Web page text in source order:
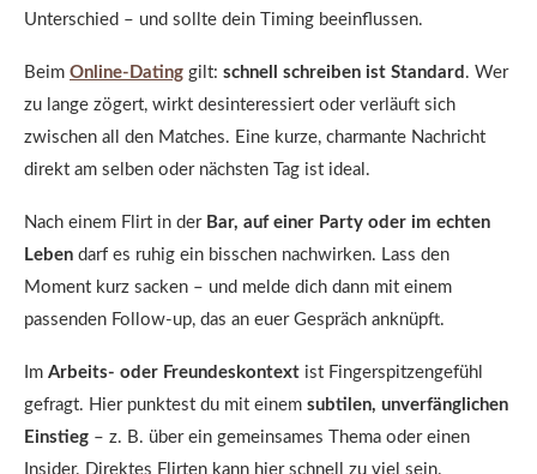
Unterschied – und sollte dein Timing beeinflussen.
Beim Online-Dating gilt: schnell schreiben ist Standard . Wer
zu lange zögert, wirkt desinteressiert oder verläuft sich
zwischen all den Matches. Eine kurze, charmante Nachricht
direkt am selben oder nächsten Tag ist ideal.
Nach einem Flirt in der Bar, auf einer Party oder im echten
Leben darf es ruhig ein bisschen nachwirken. Lass den
Moment kurz sacken – und melde dich dann mit einem
passenden Follow-up, das an euer Gespräch anknüpft.
Im Arbeits- oder Freundeskontext ist Fingerspitzengefühl
gefragt. Hier punktest du mit einem subtilen, unverfänglichen
Einstieg – z. B. über ein gemeinsames Thema oder einen
Insider. Direktes Flirten kann hier schnell zu viel sein.